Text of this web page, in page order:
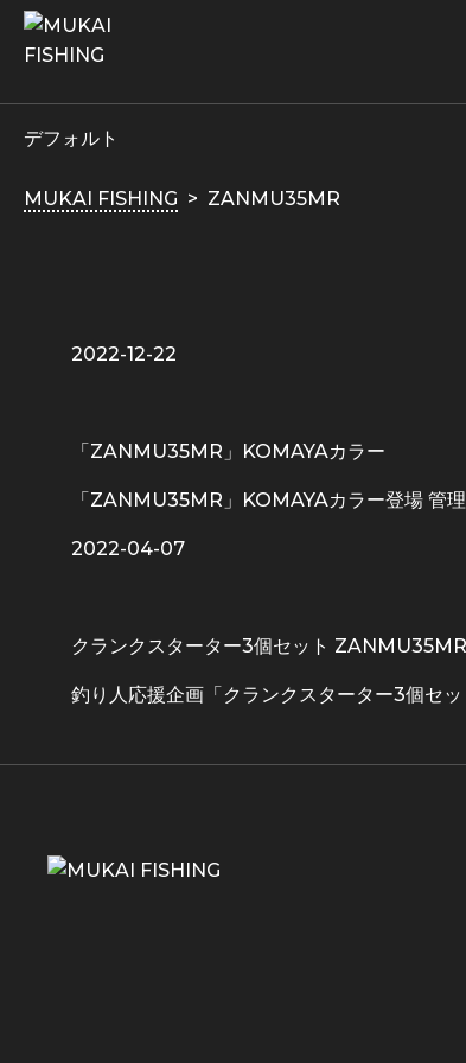
デフォルト
MUKAI FISHING ZANMU35MR
2022-12-22
「ZANMU35MR」KOMAYAカラー
「ZANMU35MR」KOMAYAカラー登場 管
2022-04-07
クランクスターター3個セット ZANMU35MR
釣り人応援企画「クランクスターター3個セ